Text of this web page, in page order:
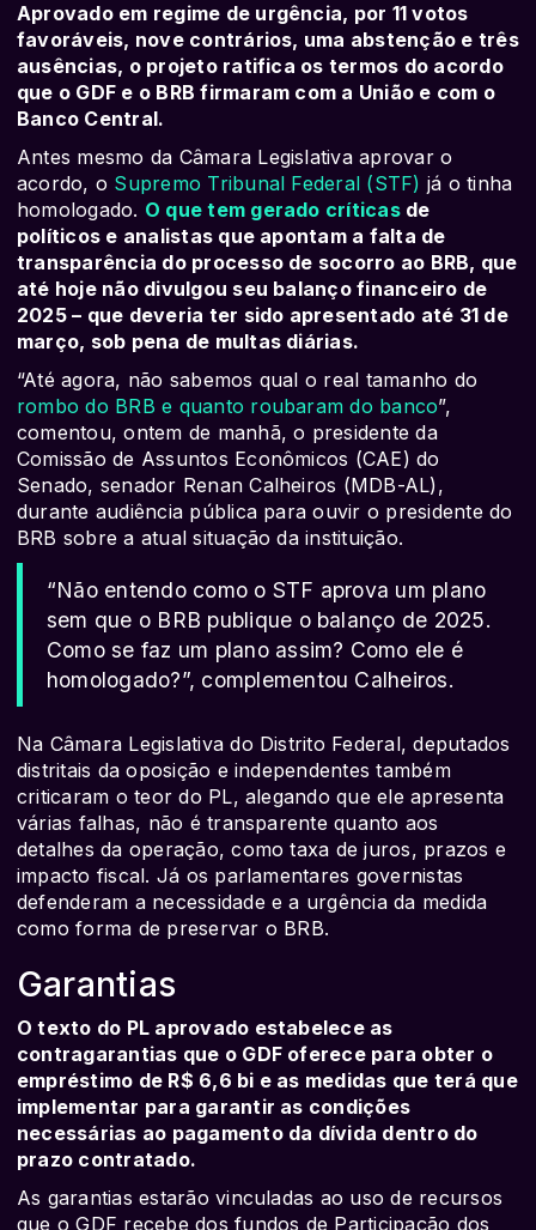
Aprovado em regime de urgência, por 11 votos
favoráveis, nove contrários, uma abstenção e três
ausências, o projeto ratifica os termos do acordo
que o GDF e o BRB firmaram com a União e com o
Banco Central.
Antes mesmo da Câmara Legislativa aprovar o
acordo, o Supremo Tribunal Federal (STF) já o tinha
homologado. O que tem gerado críticasde
políticos e analistas que apontam a falta de
transparência do processo de socorro ao BRB, que
até hoje não divulgou seu balanço financeiro de
2025 – que deveria ter sido apresentado até 31 de
março, sob pena de multas diárias.
“Até agora, não sabemos qual o real tamanho do
rombo do BRB e quanto roubaram do banco”,
comentou, ontem de manhã, o presidente da
Comissão de Assuntos Econômicos (CAE) do
Senado, senador Renan Calheiros (MDB-AL),
durante audiência pública para ouvir o presidente do
BRB sobre a atual situação da instituição.
“Não entendo como o STF aprova um plano
sem que o BRB publique o balanço de 2025.
Como se faz um plano assim? Como ele é
homologado?”, complementou Calheiros.
Na Câmara Legislativa do Distrito Federal, deputados
distritais da oposição e independentes também
criticaram o teor do PL, alegando que ele apresenta
várias falhas, não é transparente quanto aos
detalhes da operação, como taxa de juros, prazos e
impacto fiscal. Já os parlamentares governistas
defenderam a necessidade e a urgência da medida
como forma de preservar o BRB.
Garantias
O texto do PL aprovado estabelece as
contragarantias que o GDF oferece para obter o
empréstimo de R$ 6,6 bi e as medidas que terá que
implementar para garantir as condições
necessárias ao pagamento da dívida dentro do
prazo contratado.
As garantias estarão vinculadas ao uso de recursos
que o GDF recebe dos fundos de Participação dos